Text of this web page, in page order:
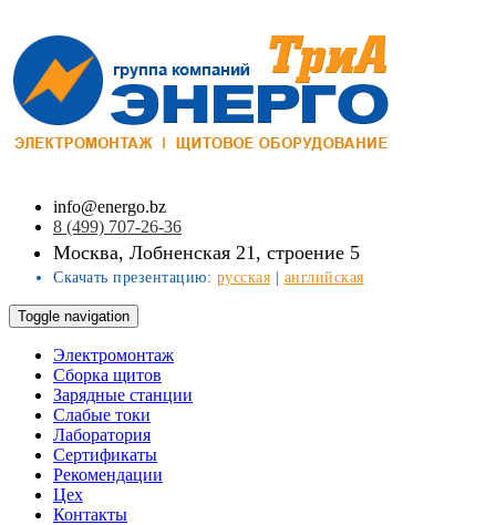
info@energo.bz
8 (499) 707-26-36
Москва, Лобненская 21, строение 5
Скачать презентацию: русская английская
Toggle navigation
Электромонтаж
Сборка щитов
Зарядные станции
Слабые токи
Лаборатория
Сертификаты
Рекомендации
Цех
Контакты